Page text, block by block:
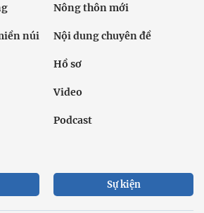
Nông thôn mới
núi Nội dung chuyên đề
Hồ sơ
Video
Podcast
Sự kiện